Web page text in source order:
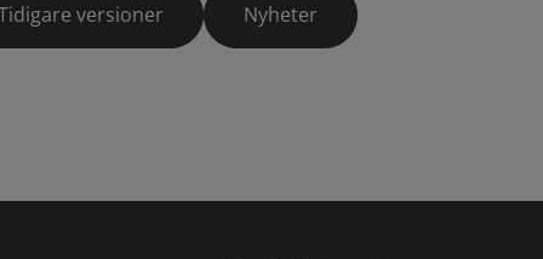
versioner Nyheter